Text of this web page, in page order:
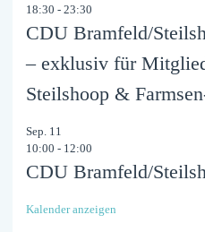
18:30 - 23:30
CDU Bramfeld/
– exklusiv für
Steilshoop &
Sep. 11
10:00 - 12:00
CDU Bramfeld/
Kalender anzeigen